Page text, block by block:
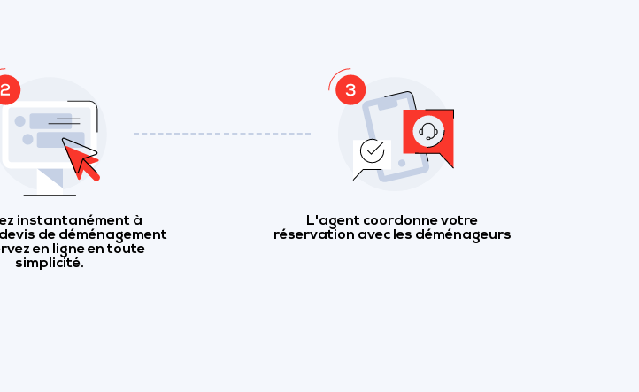
instantanément à
de déménagement
en ligne en toute
simplicité.
L'agent coordonne votre
réservation avec les déménageurs